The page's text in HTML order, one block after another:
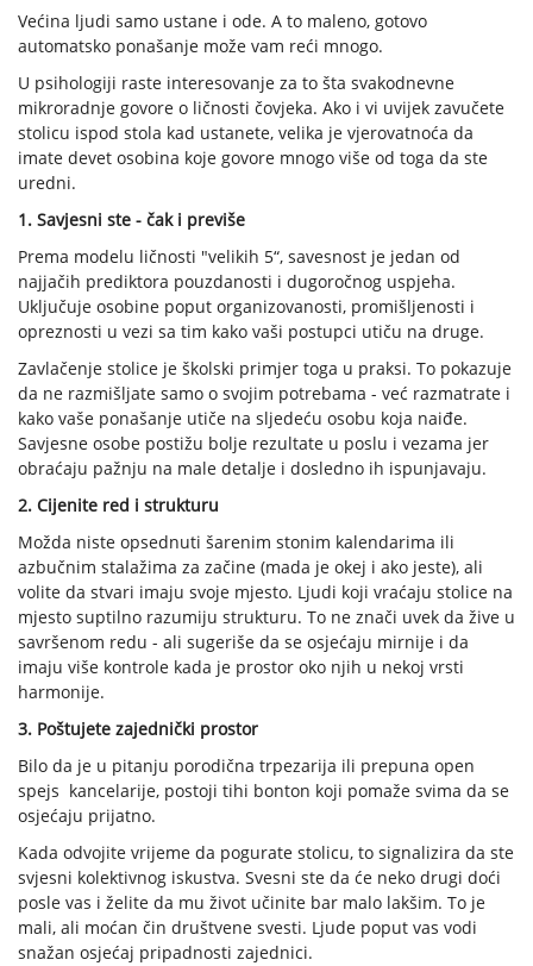
Većina ljudi samo ustane i ode. A to maleno, gotovo
automatsko ponašanje može vam reći mnogo.
U psihologiji raste interesovanje za to šta svakodnevne
mikroradnje govore o ličnosti čovjeka. Ako i vi uvijek zavučete
stolicu ispod stola kad ustanete, velika je vjerovatnoća da
imate devet osobina koje govore mnogo više od toga da ste
uredni.
1. Savjesni ste - čak i previše
Prema modelu ličnosti "velikih 5“, savesnost je jedan od
najjačih prediktora pouzdanosti i dugoročnog uspjeha.
Uključuje osobine poput organizovanosti, promišljenosti i
opreznosti u vezi sa tim kako vaši postupci utiču na druge.
Zavlačenje stolice je školski primjer toga u praksi. To pokazuje
da ne razmišljate samo o svojim potrebama - već razmatrate i
kako vaše ponašanje utiče na sljedeću osobu koja naiđe.
Savjesne osobe postižu bolje rezultate u poslu i vezama jer
obraćaju pažnju na male detalje i dosledno ih ispunjavaju.
2. Cijenite red i strukturu
Možda niste opsednuti šarenim stonim kalendarima ili
azbučnim stalažima za začine (mada je okej i ako jeste), ali
volite da stvari imaju svoje mjesto. Ljudi koji vraćaju stolice na
mjesto suptilno razumiju strukturu. To ne znači uvek da žive u
savršenom redu - ali sugeriše da se osjećaju mirnije i da
imaju više kontrole kada je prostor oko njih u nekoj vrsti
harmonije.
3. Poštujete zajednički prostor
Bilo da je u pitanju porodična trpezarija ili prepuna open
spejs kancelarije, postoji tihi bonton koji pomaže svima da se
osjećaju prijatno.
Kada odvojite vrijeme da pogurate stolicu, to signalizira da ste
svjesni kolektivnog iskustva. Svesni ste da će neko drugi doći
posle vas i želite da mu život učinite bar malo lakšim. To je
mali, ali moćan čin društvene svesti. Ljude poput vas vodi
snažan osjećaj pripadnosti zajednici.